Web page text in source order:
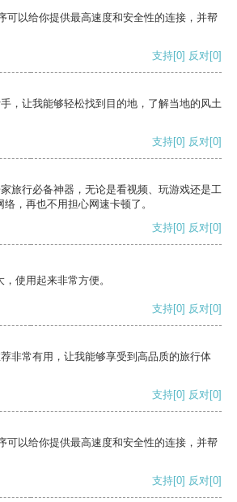
可以给你提供最高速度和安全性的连接，并帮
支持[0] 反对[0]
，让我能够轻松找到目的地，了解当地的风土
支持[0] 反对[0]
旅行必备神器，无论是看视频、玩游戏还是工
，再也不用担心网速卡顿了。
支持[0] 反对[0]
使用起来非常方便。
支持[0] 反对[0]
非常有用，让我能够享受到高品质的旅行体
支持[0] 反对[0]
可以给你提供最高速度和安全性的连接，并帮
支持[0] 反对[0]